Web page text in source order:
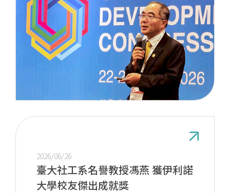
2026/06/26
臺大社工系名譽教授馮燕 獲伊利諾
大學校友傑出成就獎